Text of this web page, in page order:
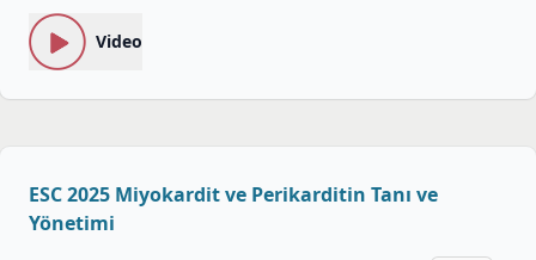
Video
ESC 2025 Miyokardit ve Perikarditin Tanı ve
Yönetimi